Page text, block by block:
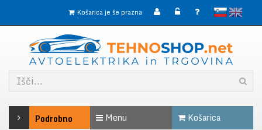
slovenskoEnglish
Košarica je še prazna
Podrobno Menu Košarica